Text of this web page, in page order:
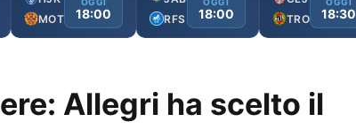
MOT
18:00
RFS
18:00
TRO
18:30
Allegri ha scelto il